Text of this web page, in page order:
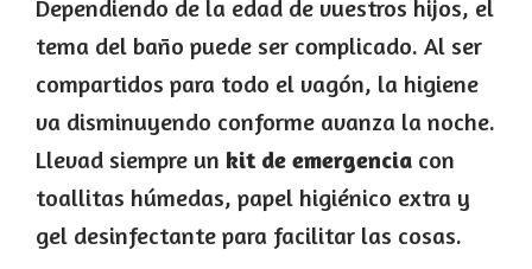
Dependiendo de la edad de vuestros hijos, el
tema del baño puede ser complicado. Al ser
compartidos para todo el vagón, la higiene
va disminuyendo conforme avanza la noche.
Llevad siempre un kit de emergencia con
toallitas húmedas, papel higiénico extra y
gel desinfectante para facilitar las cosas.